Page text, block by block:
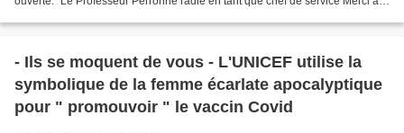
- Ils se moquent de vous - L'UNICEF utilise la
symbolique de la femme écarlate apocalyptique
pour " promouvoir " le vaccin Covid